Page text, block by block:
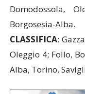
Domodossola,
Borgosesia-Alba.
CLASSIFICA:
Oleggio 4; Follo,
Alba, Torino,